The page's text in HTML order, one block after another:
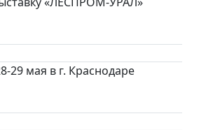
29 мая в г. Краснодаре